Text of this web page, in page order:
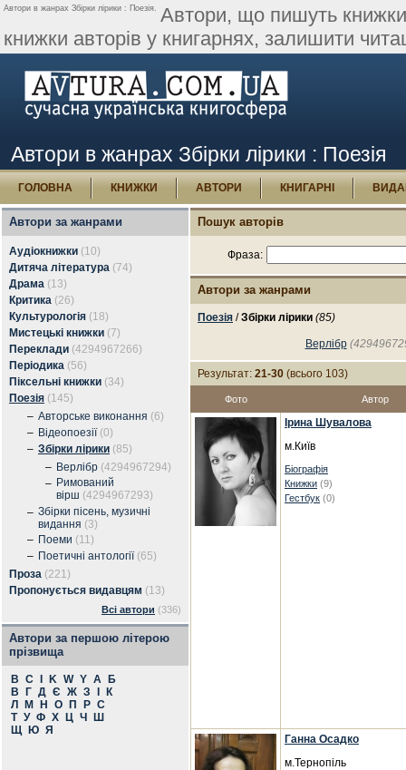
Автори в жанрах Збірки лірики : Поезія. Автори, що пишуть книжки
книжки авторів у книгарнях, залишити
Автори в жанрах Збірки лірики : Поезія
ГОЛОВНА КНИЖКИ АВТОРИ КНИГАРНІ
Автори за жанрами
Аудіокнижки (10)
Дитяча література (74)
Драма (13)
Критика (26)
Культурологія (18)
Мистецькі книжки (7)
Переклади (4294967266)
Періодика (56)
Піксельні книжки (34)
Поезія (145)
– Авторське виконання (6)
– Відеопоезії (0)
– Збірки лірики (85)
– Верлібр (4294967294)
– Римований
вірш (4294967293)
– Збірки пісень, музичні
видання (3)
– Поеми (11)
– Поетичні антології (65)
Проза (221)
Пропонується видавцям (13)
Всі автори (336)
Автори за першою літерою
прізвища
B C K W Y А
Б
В
Г Д Є Ж З
К
Л
М Н О П Р С
Т У Ф Х Ц Ч
Ш
Щ
Ю Я
Пошук авторів
Фраза:
Автори за жанрами
Поезія /Збірки лірики (85)
Верлібр
Результат: 21-30 (всього 103)
Фото Автор
Ірина Шувалова
м.Київ
Біографія
Книжки (9)
Гестбук (0)
Ганна Осадко
м.Тернопіль